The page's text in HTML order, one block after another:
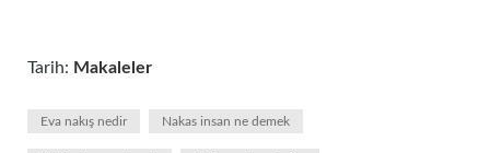
Tarih: Makaleler
Eva nakış nedir Nakas insan ne demek